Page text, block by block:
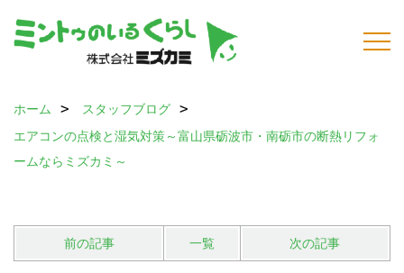
ホーム
スタッフブログ
エアコンの点検と湿気対策～富山県砺波市・南砺市の断熱リフォ
ームならミズカミ～
前の記事 一覧 次の記事